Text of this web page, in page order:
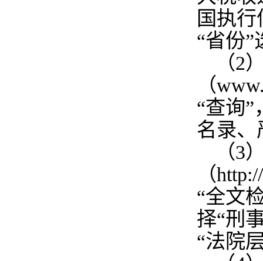
国执
“省份”
（2
（
“查询
名录、
（3
（
“全文
择“刑
“法院